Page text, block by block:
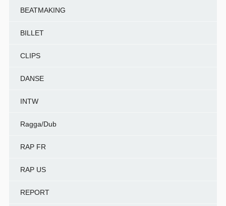
BEATMAKING
BILLET
CLIPS
DANSE
INTW
Ragga/Dub
RAP FR
RAP US
REPORT